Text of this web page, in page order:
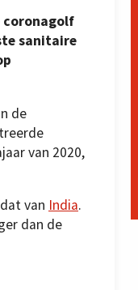
coronagolf
sanitaire
de
van 2020,
van India.
dan de